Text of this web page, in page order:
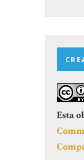
Esta